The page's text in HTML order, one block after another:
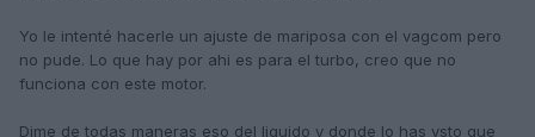
Yo le intenté hacerle un ajuste de mariposa con el vagcom pero
no pude. Lo que hay por ahi es para el turbo, creo que no
funciona con este motor.
Dime de todas maneras eso del liquido y donde lo has vsto que